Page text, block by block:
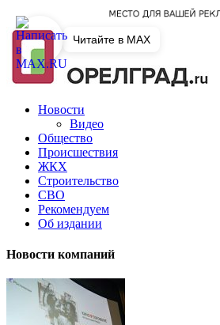
Новости
Видео
Общество
Происшествия
ЖКХ
Строительство
СВО
Рекомендуем
Об издании
Новости компаний
Читайте в MAX